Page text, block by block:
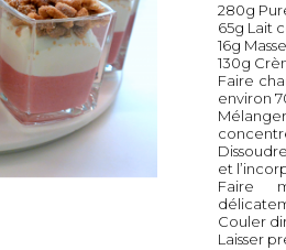
280g
65g Lait
16g
130g
Faire
environ
et
Faire
Couler
Laisser